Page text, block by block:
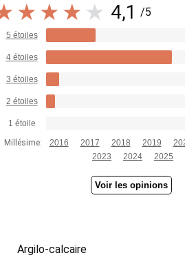
4,1 /5
5 étoiles
4 étoiles
3 étoiles
2 étoiles
1 étoile
Millésime:
2016 2017 2018 2019
2023
2024 2025
Voir les opinions
Argilo-calcaire